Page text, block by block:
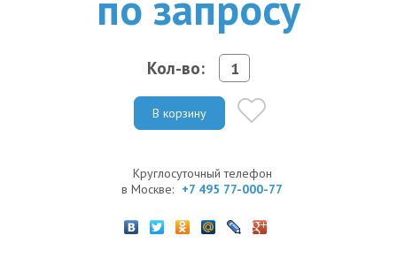
Кол-во:
В корзину
Круглосуточный телефон
в Москве: +7 495 77-000-77